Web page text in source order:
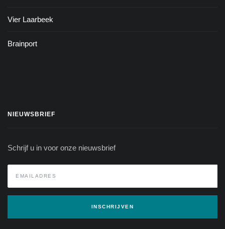
Vier Laarbeek
Brainport
NIEUWSBRIEF
Schrijf u in voor onze nieuwsbrief
INSCHRIJVEN